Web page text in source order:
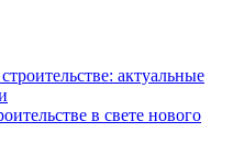
актуальные
в свете нового